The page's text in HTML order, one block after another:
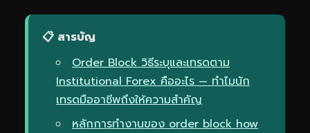
📋 สารบัญ
Order Block วิธีระบุและเทรดตาม
Institutional Forex คืออะไร — ทำไมนัก
เทรดมืออาชีพถึงให้ความสำคัญ
หลักการทำงานของ order block how